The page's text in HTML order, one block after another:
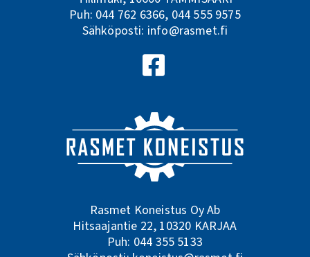
Puh: 044 762 6366, 044 555 9575
Sähköposti: info@rasmet.fi
Seuraa meitä Facebookissa
Rasmet Koneistus Oy Ab
Hitsaajantie 22, 10320 KARJAA
Puh: 044 355 5133